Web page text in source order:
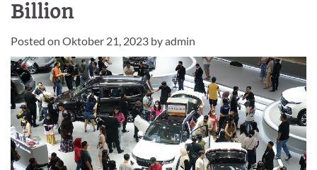
Billion
Posted on Oktober 21, 2023 byadmin